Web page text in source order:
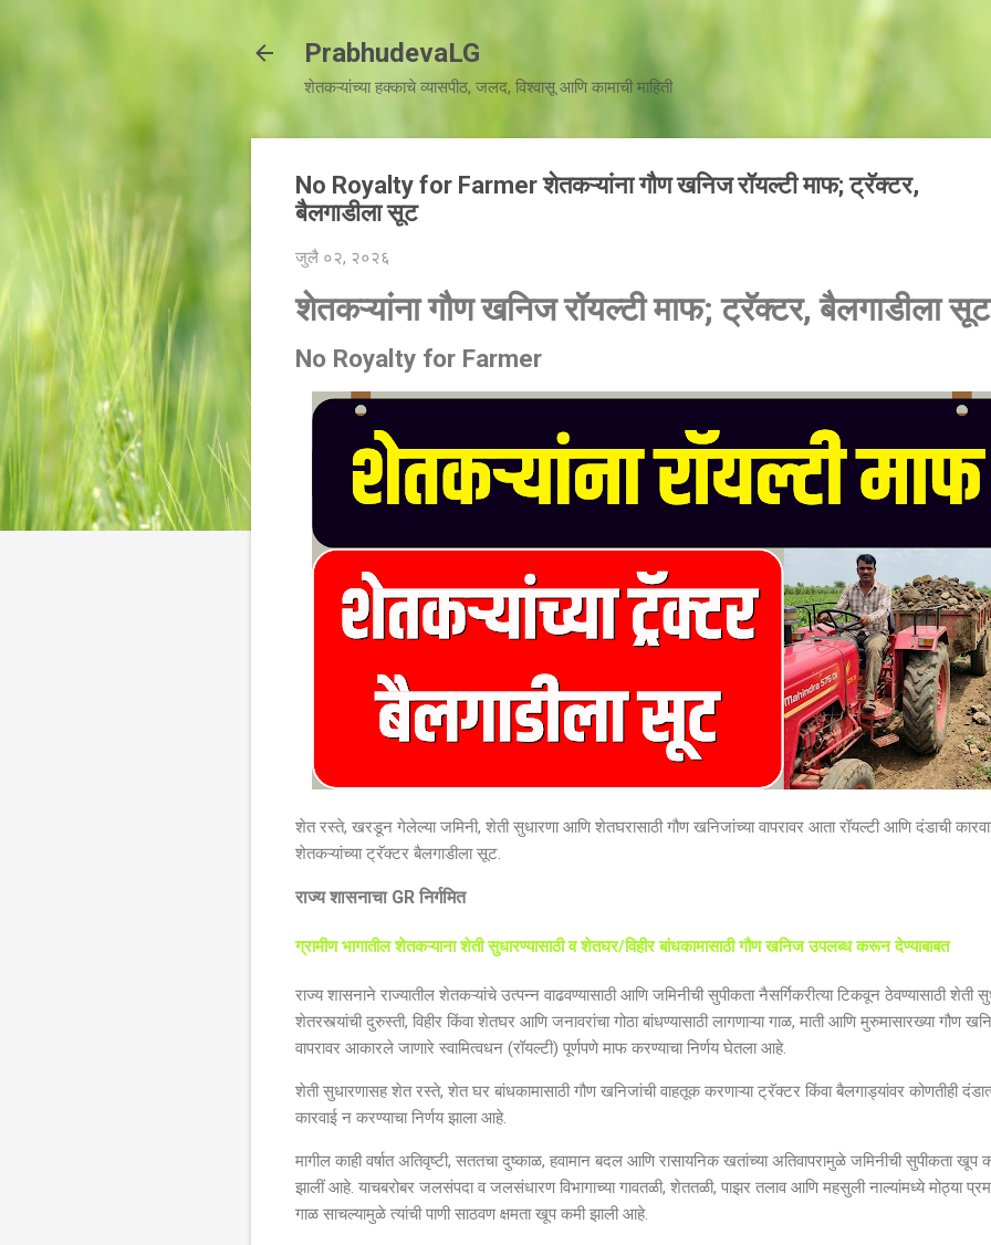
PrabhudevaLG
शेतकऱ्यांच्या हक्काचे व्यासपीठ, जलद, विश्वासू आणि कामाची माहिती
No Royalty for Farmer शेतकऱ्यांना गौण खनिज रॉयल्टी माफ; ट्रॅक्टर,
बैलगाडीला सूट
जुलै ०२, २०२६
शेतकऱ्यांना गौण खनिज रॉयल्टी माफ; ट्रॅक्टर, बैलगाडीला
No Royalty for Farmer
शेत रस्ते, खरडून गेलेल्या जमिनी, शेती सुधारणा आणि शेतघरासाठी गौण खनिजांच्या वापरावर आता रॉयल्टी आणि दंडाची
शेतकऱ्यांच्या ट्रॅक्टर बैलगाडीला सूट.
राज्य शासनाचा GR निर्गमित
ग्रामीण भागातील शेतकऱ्याना शेती सुधारण्यासाठी व शेतघर/विहीर बांधकामासाठी गौण खनिज उपलब्ध करून देण्याबाबत
राज्य शासनाने राज्यातील शेतकऱ्यांचे उत्पन्न वाढवण्यासाठी आणि जमिनीची सुपीकता नैसर्गिकरीत्या टिकवून ठेवण्यासाठी शेती
शेतरस्त्यांची दुरुस्ती, विहीर किंवा शेतघर आणि जनावरांचा गोठा बांधण्यासाठी लागणाऱ्या गाळ, माती आणि मुरुमासारख्या गौण
वापरावर आकारले जाणारे स्वामित्वधन (रॉयल्टी) पूर्णपणे माफ करण्याचा निर्णय घेतला आहे.
शेती सुधारणासह शेत रस्ते, शेत घर बांधकामासाठी गौण खनिजांची वाहतूक करणाऱ्या ट्रॅक्टर किंवा बैलगाड्यांवर कोणतीही
कारवाई न करण्याचा निर्णय झाला आहे.
मागील काही वर्षात अतिवृष्टी, सततचा दुष्काळ, हवामान बदल आणि रासायनिक खतांच्या अतिवापरामुळे जमिनीची सुपीकता खूप
झालीं आहे. याचबरोबर जलसंपदा व जलसंधारण विभागाच्या गावतळी, शेततळी, पाझर तलाव आणि महसुली नाल्यांमध्ये मोठ्या
गाळ साचल्यामुळे त्यांची पाणी साठवण क्षमता खूप कमी झाली आहे.